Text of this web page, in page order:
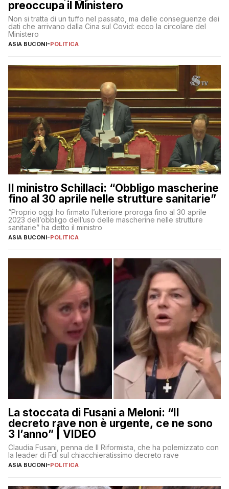
preoccupa il Ministero
Non si tratta di un tuffo nel passato, ma delle conseguenze dei
dati che arrivano dalla Cina sul Covid: ecco la circolare del
Ministero
ASIA BUCONI-POLITICA
Il ministro Schillaci: “Obbligo mascherine
fino al 30 aprile nelle strutture sanitarie”
“Proprio oggi ho firmato l’ulteriore proroga fino al 30 aprile
2023 dell’obbligo dell’uso delle mascherine nelle strutture
sanitarie” ha detto il ministro
ASIA BUCONI-POLITICA
La stoccata di Fusani a Meloni: “Il
decreto rave non è urgente, ce ne sono
3 l’anno” | VIDEO
Claudia Fusani, penna de Il Riformista, che ha polemizzato con
la leader di FdI sul chiacchieratissimo decreto rave
ASIA BUCONI-POLITICA